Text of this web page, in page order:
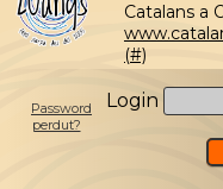
Catalans a
(#)
Login
Password
perdut?